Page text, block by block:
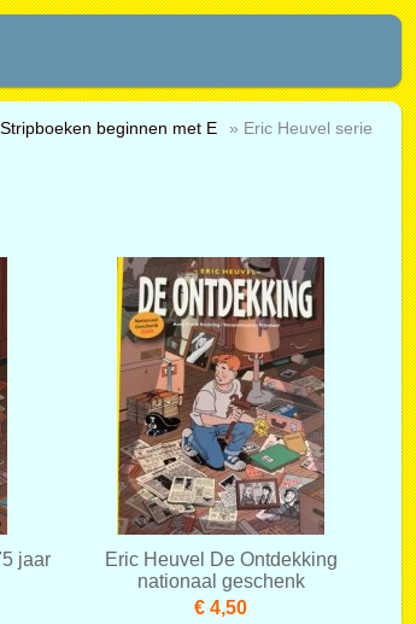
Stripboeken beginnen met E » Eric Heuvel serie
jaar
Eric Heuvel De Ontdekking
nationaal geschenk
€ 4,50